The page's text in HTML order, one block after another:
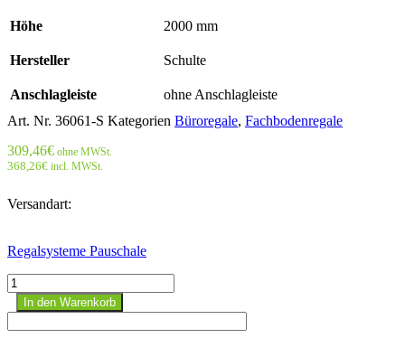
Höhe 2000 mm
Hersteller Schulte
Anschlagleiste
ohne Anschlagleiste
Art. Nr. 36061-S Kategorien Büroregale, Fachbodenregale
309,46€ ohne MWSt.
368,26€ incl. MWSt.
Versandart:
Regalsysteme Pauschale
Büroregal
Stecksystem
Grundregal
-
In den Warenkorb